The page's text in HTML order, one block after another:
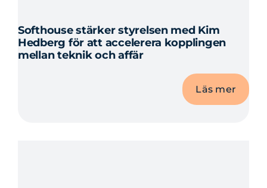
Softhouse stärker styrelsen med Kim
Hedberg för att accelerera kopplingen
mellan teknik och affär
Läs mer